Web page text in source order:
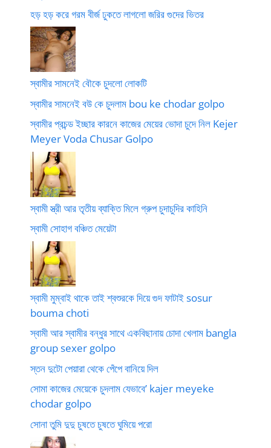
হড় হড় করে গরম বীর্জ ঢুকতে লাগলো জরির গুদের ভিতর
স্বামীর সামনেই বৌকে চুদলো লোকটি
স্বামীর সামনেই বউ কে চুদলাম bou ke chodar golpo
স্বামীর প্রচন্ড ইচ্ছার কারনে কাজের মেয়ের ভোদা চুদে নিল Kejer
Meyer Voda Chusar Golpo
স্বামী স্ত্রী আর তৃতীয় ব্যাক্তি মিলে গ্রুপ চুদাচুদির কাহিনি
স্বামী সোহাগ বঞ্চিত মেয়েটা
স্বামী মুম্বাই থাকে তাই শ্বশুরকে দিয়ে গুদ ফাটাই sosur
bouma choti
স্বামী আর স্বামীর বন্ধুর সাথে একবিছানায় চোদা খেলাম bangla
group sexer golpo
স্তন দুটো পেয়ারা থেকে পেঁপে বানিয়ে দিল
সোমা কাজের মেয়েকে চুদলাম যেভাবে’ kajer meyeke
chodar golpo
সোনা তুমি দুদু চুষতে চুষতে ঘুমিয়ে পরো